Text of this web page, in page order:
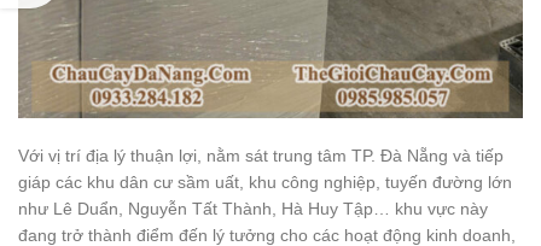
Với vị trí địa lý thuận lợi, nằm sát trung tâm TP. Đà Nẵng và tiếp
giáp các khu dân cư sầm uất, khu công nghiệp, tuyến đường lớn
như Lê Duẩn, Nguyễn Tất Thành, Hà Huy Tập… khu vực này
đang trở thành điểm đến lý tưởng cho các hoạt động kinh doanh,